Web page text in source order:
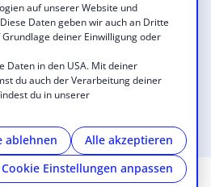
auf unserer Website und
Daten geben wir auch an Dritte
deiner Einwilligung oder
Daten in den USA. Mit deiner
du auch der Verarbeitung deiner
du in unserer
ablehnen
Alle akzeptieren
Cookie Einstellungen anpassen
| Cookies